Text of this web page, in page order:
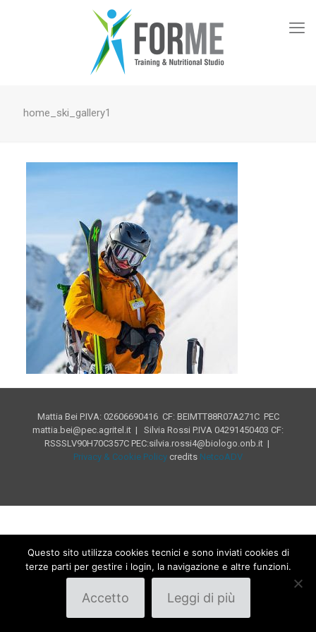
home_ski_gallery1
Mattia Bei P.IVA: 02606690416 CF: BEIMTT88R07A271C PEC
mattia.bei@pec.agritel.it | Silvia Rossi P.IVA 04291450403 CF:
RSSSLV90H70C357C PEC:silvia.rossi4@biologo.onb.it |
Privacy & Cookie Policy credits NetcoADV
Questo sito utilizza cookies tecnici e sono inviati cookies di
terze parti per gestire i login, la navigazione e altre funzioni.
Accetto Leggi di più